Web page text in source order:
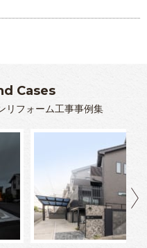
Cases
リフォーム工事事例集